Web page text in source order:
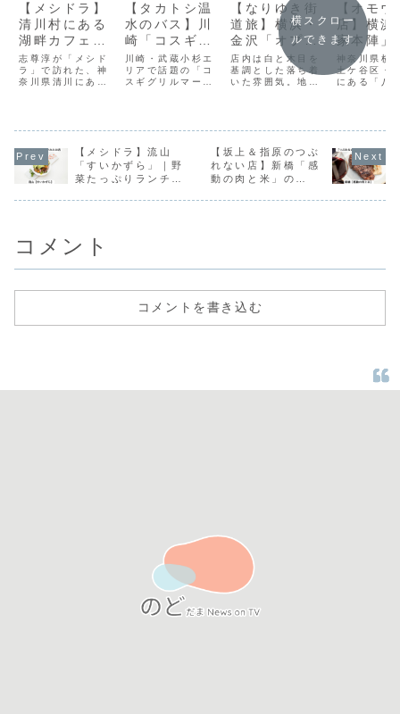
【メシドラ】
清川村にある
湖畔カフェ
「オギッソ」
の天使のたま
ごサンド
志尊淳が「メシド
ラ」で訪れた、神
奈川県清川にある
【タカトシ温
水のバス】川
崎「コスギグ
リルマーケッ
ト」で新感覚
BBQ
川崎・武蔵小杉エ
リアで話題の「コ
スギグリルマーケ
トです。
【なりゆき街
道旅】横浜・
金沢「オプテ
ィマタン」｜
賞味期限２時
間モンブラン
店内は白と木目を
基調とした落ち着
いた雰囲気。地元
【オモ
店】横浜
家本陣」
も笑顔の
ラーメン
神奈川県横
土ケ谷区・
にある「八
な屋号で再
トした話題
メン店です
2025年9月
横スクロー
ルできます
【メシドラ】流山
「すいかずら」｜野
菜たっぷりランチと
【坂上＆指原のつぶ
れない店】新橋「感
動の肉と米」の
コメント
コメントを書き込む